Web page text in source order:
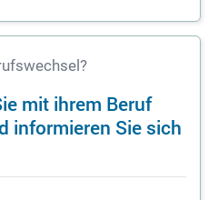
mit ihrem Beruf
informieren Sie sich